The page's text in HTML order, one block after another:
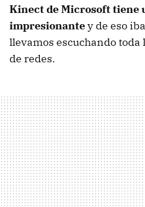
Kinect de Microsoft tiene
impresionantey de eso
llevamos escuchando toda
de redes.